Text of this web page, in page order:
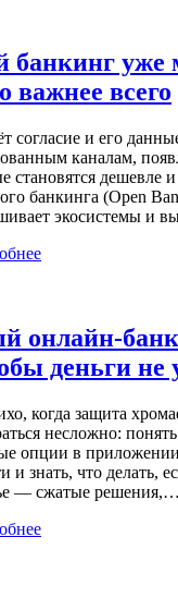
уже
важнее всего
согласие и его
каналам,
становятся дешевле
банкинга (Open
экосистемы и
онлайн-
деньги
когда защита
несложно:
опции в
и знать, что делать,
— сжатые решения,…